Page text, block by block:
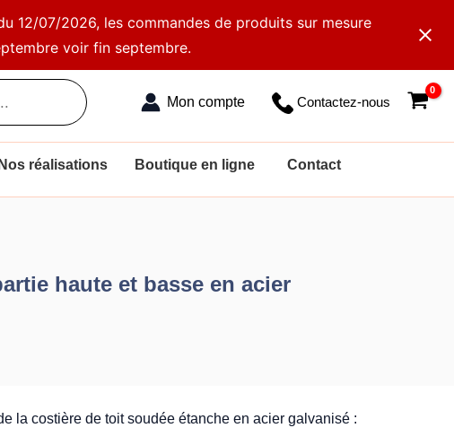
12/07/2026, les commandes de produits sur mesure
voir fin septembre.
Contactez-nous
Nos réalisations Boutique en ligne Contact
haute et basse en acier
la costière de toit soudée étanche en acier galvanisé :